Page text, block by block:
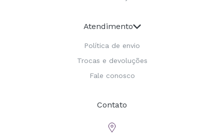
Atendimento
Política de envio
Trocas e devoluções
Fale conosco
Contato